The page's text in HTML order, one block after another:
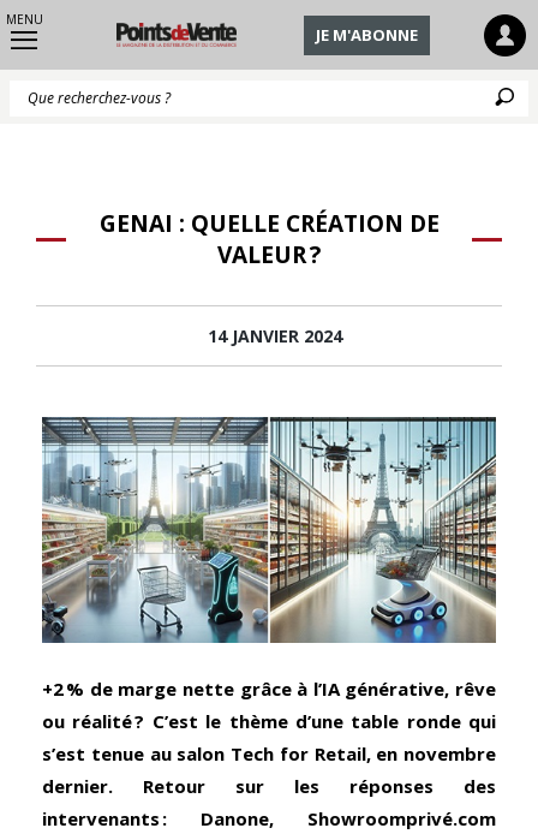
MENU
JE M'ABONNE
GENAI : QUELLE CRÉATION DE
VALEUR ?
14 JANVIER 2024
+2 % de marge nette grâce à l’IA générative, rêve
ou réalité ? C’est le thème d’une table ronde qui
s’est tenue au salon Tech for Retail, en novembre
dernier. Retour sur les réponses des
intervenants : Danone, Showroomprivé.com